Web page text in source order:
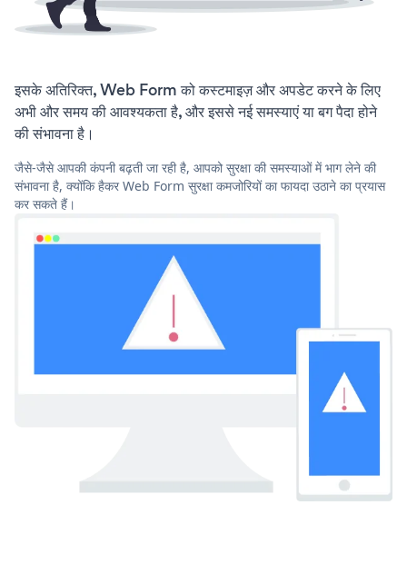
इसके अतिरिक्त, Web Form को कस्टमाइज़ और अपडेट करने के लिए
अभी और समय की आवश्यकता है, और इससे नई समस्याएं या बग पैदा होने
की संभावना है।
जैसे-जैसे आपकी कंपनी बढ़ती जा रही है, आपको सुरक्षा की समस्याओं में भाग लेने की
संभावना है, क्योंकि हैकर Web Form सुरक्षा कमजोरियों का फायदा उठाने का प्रयास
कर सकते हैं।